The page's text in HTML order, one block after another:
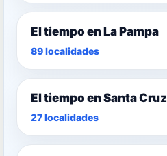
El tiempo en La Pampa
89 localidades
El tiempo en Santa Cruz
27 localidades